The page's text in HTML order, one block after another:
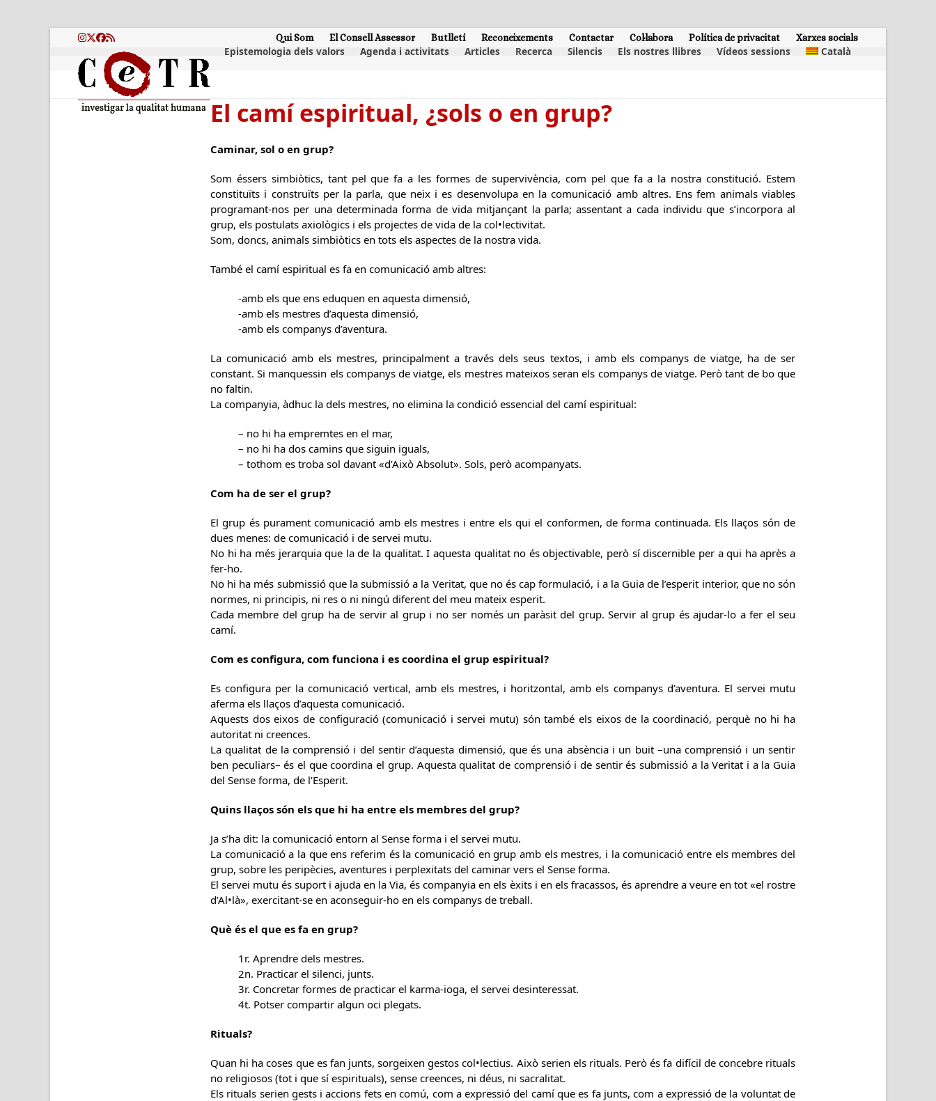
Instagram
Twitter
Facebook
RSS Qui Som El Consell Assessor Butlletí Reconeixements Contactar Col·labora Política de privacitat Xarxes socials
Epistemologia dels valors Agenda i activitats Articles Recerca Silencis Els nostres llibres Vídeos sessions Català
El camí espiritual, ¿sols o en grup?
Caminar, sol o en grup?
Som éssers simbiòtics, tant pel que fa a les formes de supervivència, com pel que fa a la nostra constitució. Estem
constituïts i construïts per la parla, que neix i es desenvolupa en la comunicació amb altres. Ens fem animals viables
programant-nos per una determinada forma de vida mitjançant la parla; assentant a cada individu que s’incorpora al
grup, els postulats axiològics i els projectes de vida de la col•lectivitat.
Som, doncs, animals simbiòtics en tots els aspectes de la nostra vida.
També el camí espiritual es fa en comunicació amb altres:
-amb els que ens eduquen en aquesta dimensió,
-amb els mestres d’aquesta dimensió,
-amb els companys d’aventura.
La comunicació amb els mestres, principalment a través dels seus textos, i amb els companys de viatge, ha de ser
constant. Si manquessin els companys de viatge, els mestres mateixos seran els companys de viatge. Però tant de bo que
no faltin.
La companyia, àdhuc la dels mestres, no elimina la condició essencial del camí espiritual:
– no hi ha empremtes en el mar,
– no hi ha dos camins que siguin iguals,
– tothom es troba sol davant «d’Això Absolut». Sols, però acompanyats.
Com ha de ser el grup?
El grup és purament comunicació amb els mestres i entre els qui el conformen, de forma continuada. Els llaços són de
dues menes: de comunicació i de servei mutu.
No hi ha més jerarquia que la de la qualitat. I aquesta qualitat no és objectivable, però sí discernible per a qui ha après a
fer-ho.
No hi ha més submissió que la submissió a la Veritat, que no és cap formulació, i a la Guia de l’esperit interior, que no són
normes, ni principis, ni res o ni ningú diferent del meu mateix esperit.
Cada membre del grup ha de servir al grup i no ser només un paràsit del grup. Servir al grup és ajudar-lo a fer el seu
camí.
Com es configura, com funciona i es coordina el grup espiritual?
Es configura per la comunicació vertical, amb els mestres, i horitzontal, amb els companys d’aventura. El servei mutu
aferma els llaços d’aquesta comunicació.
Aquests dos eixos de configuració (comunicació i servei mutu) són també els eixos de la coordinació, perquè no hi ha
autoritat ni creences.
La qualitat de la comprensió i del sentir d’aquesta dimensió, que és una absència i un buit –una comprensió i un sentir
ben peculiars– és el que coordina el grup. Aquesta qualitat de comprensió i de sentir és submissió a la Veritat i a la Guia
del Sense forma, de l’Esperit.
Quins llaços són els que hi ha entre els membres del grup?
Ja s’ha dit: la comunicació entorn al Sense forma i el servei mutu.
La comunicació a la que ens referim és la comunicació en grup amb els mestres, i la comunicació entre els membres del
grup, sobre les peripècies, aventures i perplexitats del caminar vers el Sense forma.
El servei mutu és suport i ajuda en la Via, és companyia en els èxits i en els fracassos, és aprendre a veure en tot «el rostre
d’Al•là», exercitant-se en aconseguir-ho en els companys de treball.
Què és el que es fa en grup?
1r. Aprendre dels mestres.
2n. Practicar el silenci, junts.
3r. Concretar formes de practicar el karma-ioga, el servei desinteressat.
4t. Potser compartir algun oci plegats.
Rituals?
Quan hi ha coses que es fan junts, sorgeixen gestos col•lectius. Això serien els rituals. Però és fa difícil de concebre rituals
no religiosos (tot i que sí espirituals), sense creences, ni déus, ni sacralitat.
Els rituals serien gests i accions fets en comú, com a expressió del camí que es fa junts, com a expressió de la voluntat de